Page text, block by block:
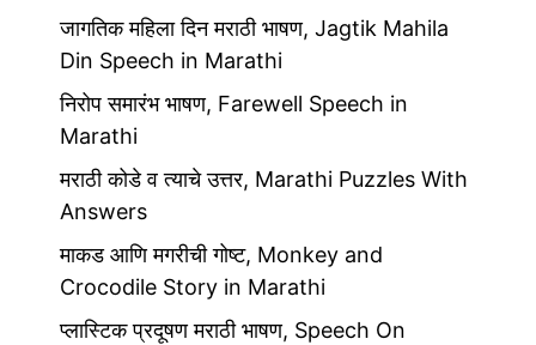
जागतिक महिला दिन मराठी भाषण, Jagtik Mahila
Din Speech in Marathi
निरोप समारंभ भाषण, Farewell Speech in
Marathi
मराठी कोडे व त्याचे उत्तर, Marathi Puzzles With
Answers
माकड आणि मगरीची गोष्ट, Monkey and
Crocodile Story in Marathi
प्लास्टिक प्रदूषण मराठी भाषण, Speech On